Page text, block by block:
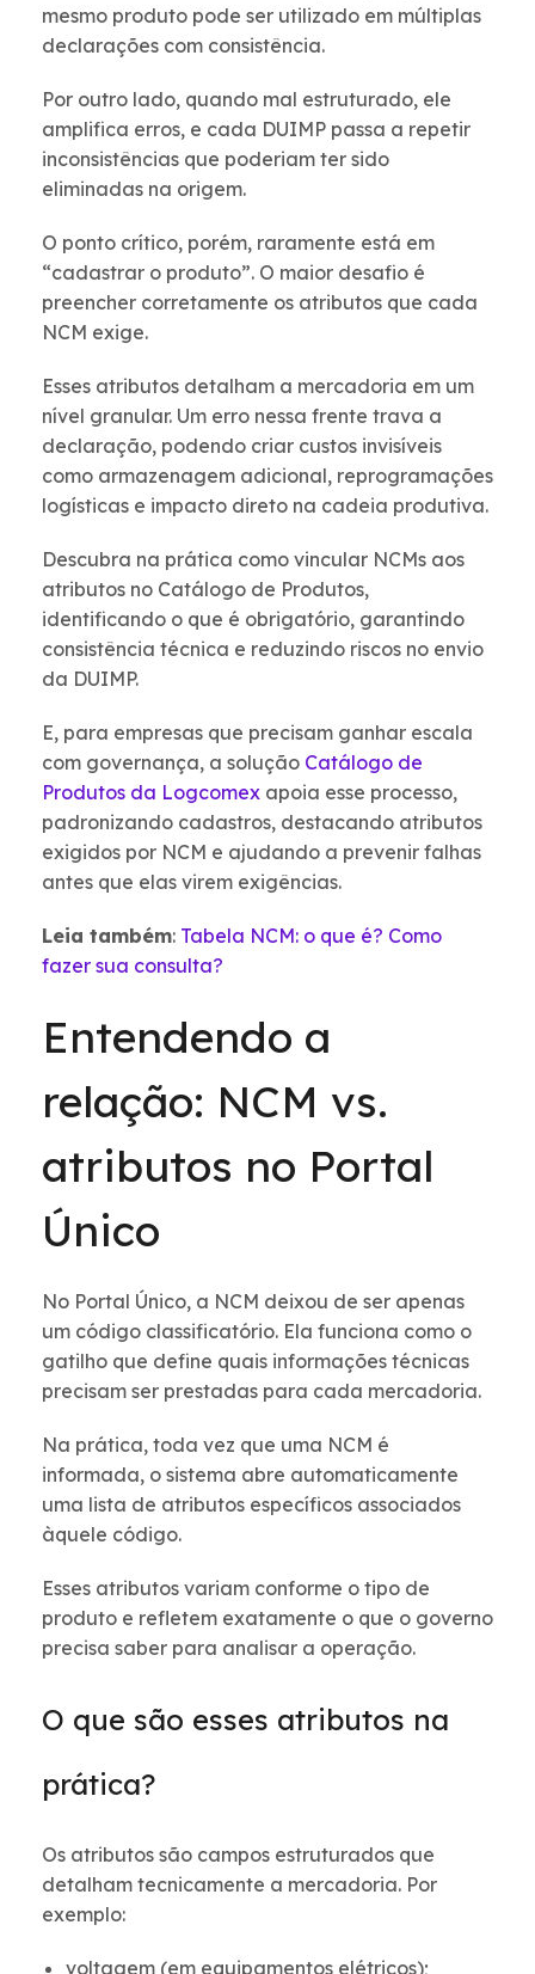
mesmo produto pode ser utilizado em múltiplas
declarações com consistência.
Por outro lado, quando mal estruturado, ele
amplifica erros, e cada DUIMP passa a repetir
inconsistências que poderiam ter sido
eliminadas na origem.
O ponto crítico, porém, raramente está em
“cadastrar o produto”. O maior desafio é
preencher corretamente os atributos que cada
NCM exige.
Esses atributos detalham a mercadoria em um
nível granular. Um erro nessa frente trava a
declaração, podendo criar custos invisíveis
como armazenagem adicional, reprogramações
logísticas e impacto direto na cadeia produtiva.
Descubra na prática como vincular NCMs aos
atributos no Catálogo de Produtos,
identificando o que é obrigatório, garantindo
consistência técnica e reduzindo riscos no envio
da DUIMP.
E, para empresas que precisam ganhar escala
com governança, a solução Catálogo de
Produtos da Logcomex apoia esse processo,
padronizando cadastros, destacando atributos
exigidos por NCM e ajudando a prevenir falhas
antes que elas virem exigências.
Leia também: Tabela NCM: o que é? Como
fazer sua consulta?
Entendendo a
relação: NCM vs.
atributos no Portal
Único
No Portal Único, a NCM deixou de ser apenas
um código classificatório. Ela funciona como o
gatilho que define quais informações técnicas
precisam ser prestadas para cada mercadoria.
Na prática, toda vez que uma NCM é
informada, o sistema abre automaticamente
uma lista de atributos específicos associados
àquele código.
Esses atributos variam conforme o tipo de
produto e refletem exatamente o que o governo
precisa saber para analisar a operação.
O que são esses atributos na
prática?
Os atributos são campos estruturados que
detalham tecnicamente a mercadoria. Por
exemplo:
voltagem (em equipamentos elétricos);